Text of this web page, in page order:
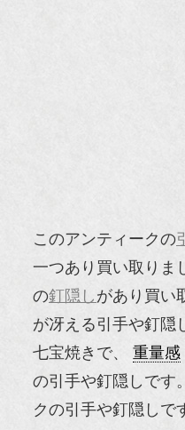
このアンティークの
一つあり買い取りま
の釘隠し があり買い
が冴える引手や釘隠
七宝焼きで、 重量感
の引手や釘隠しです
クの引手や釘隠しで